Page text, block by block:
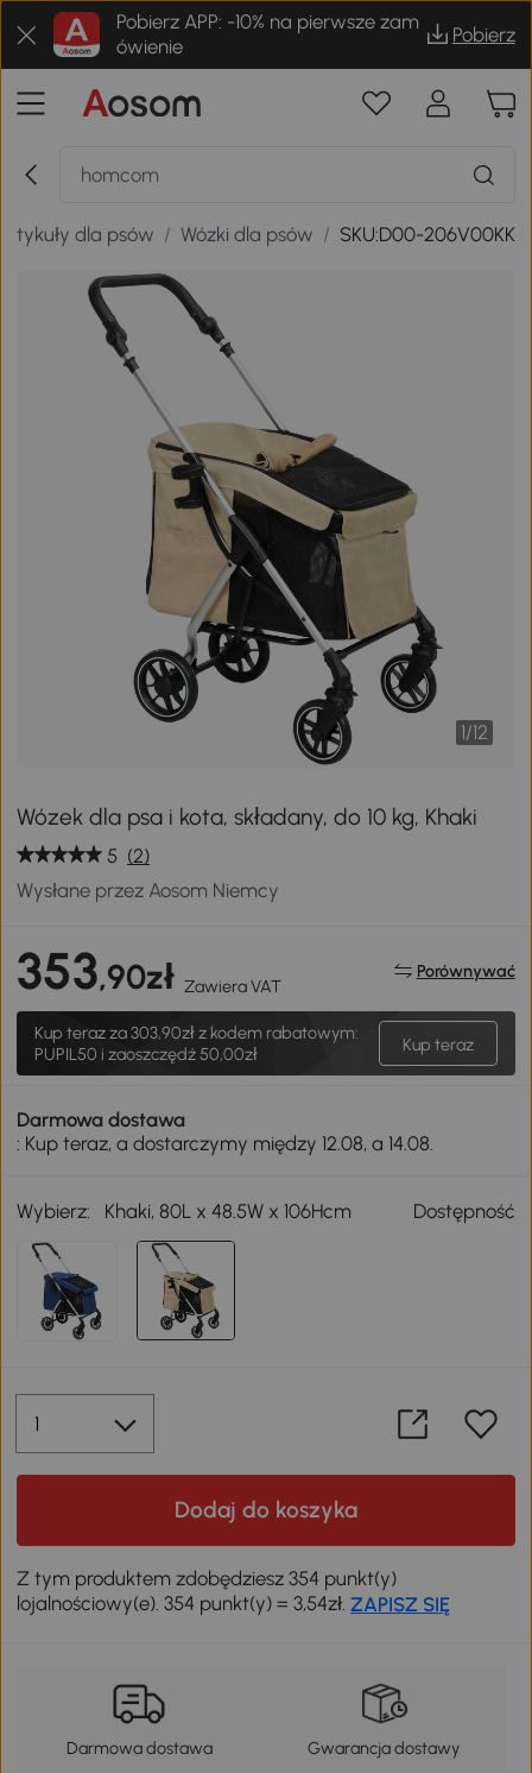
Pobierz APP: -10% na pierwsze zam
ówienie
Pobierz
dla psów / Wózki dla psów / SKU:D00-206V00KK
1/12
Wózek dla psa i kota, składany, do 10 kg, Khaki
5 (2)
Wysłane przez Aosom Niemcy
353,90zł Zawiera VAT
Porównywać
Kup teraz za303,90złz kodem rabatowym:
PUPIL50 i zaoszczędź 50,00zł
Kup teraz
Darmowa dostawa
: Kup teraz, a dostarczymy między 12.08, a 14.08.
Wybierz: Khaki, 80L x 48.5W x 106Hcm Dostępność
Dodaj do koszyka
Z tym produktem zdobędziesz 354 punkt(y)
lojalnościowy(e). 354 punkt(y) = 3,54zł.ZAPISZ SIĘ
Darmowa dostawa Gwarancja dostawy